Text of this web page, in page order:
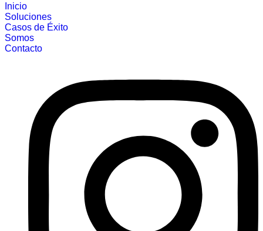
Inicio
Soluciones
Casos de Éxito
Somos
Contacto